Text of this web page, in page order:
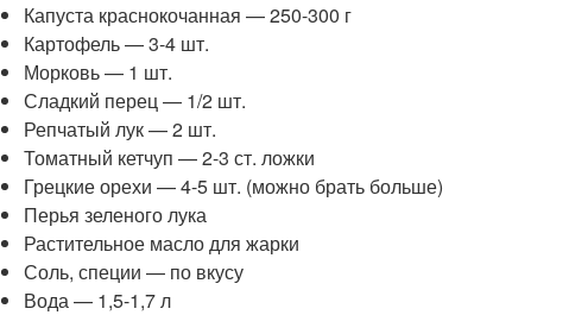
Капуста краснокочанная — 250-300 г
Картофель — 3-4 шт.
Морковь — 1 шт.
Сладкий перец — 1/2 шт.
Репчатый лук — 2 шт.
Томатный кетчуп — 2-3 ст. ложки
Грецкие орехи — 4-5 шт. (можно брать больше)
Перья зеленого лука
Растительное масло для жарки
Соль, специи — по вкусу
Вода — 1,5-1,7 л